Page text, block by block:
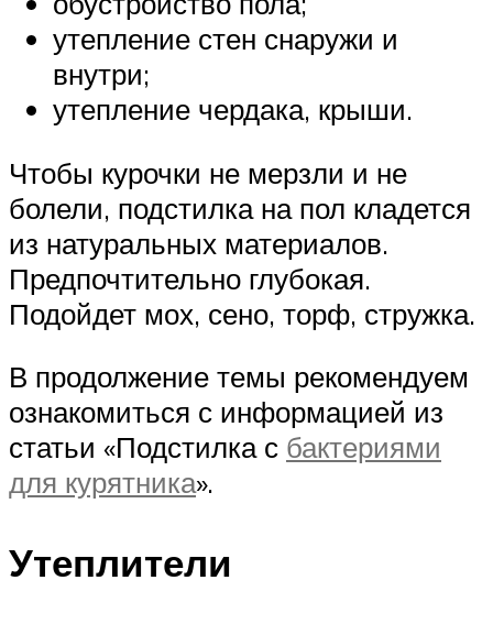
утепление стен снаружи и
внутри;
утепление чердака, крыши.
Чтобы курочки не мерзли и не
болели, подстилка на пол кладется
из натуральных материалов.
Предпочтительно глубокая.
Подойдет мох, сено, торф, стружка.
В продолжение темы рекомендуем
ознакомиться с информацией из
статьи «Подстилка с бактериями
для курятника».
Утеплители